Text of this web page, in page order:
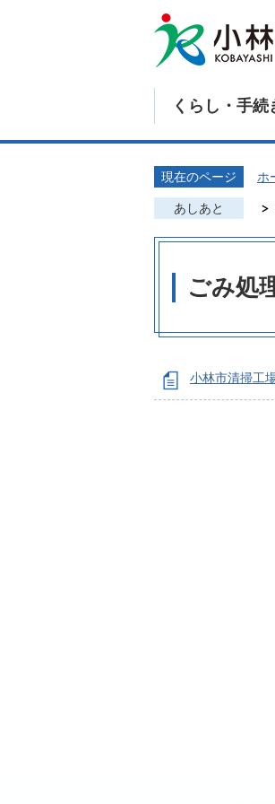
くらし・手続
現在のページ ホ
あしあと
ごみ処
小林市清掃工